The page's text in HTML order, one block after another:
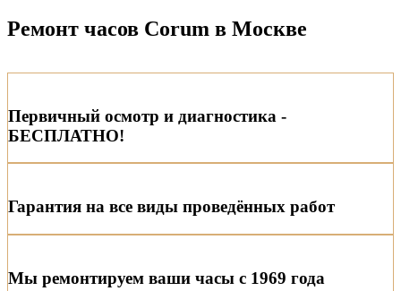
Ремонт часов Corum в Москве
Первичный осмотр и диагностика -
БЕСПЛАТНО!
Гарантия на все виды проведённых работ
Мы ремонтируем ваши часы с 1969 года